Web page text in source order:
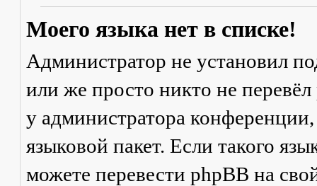
Моего языка нет в списке!
Администратор не установил
или же просто никто не
у администратора
языковой пакет. Если такого
можете перевести phpBB на